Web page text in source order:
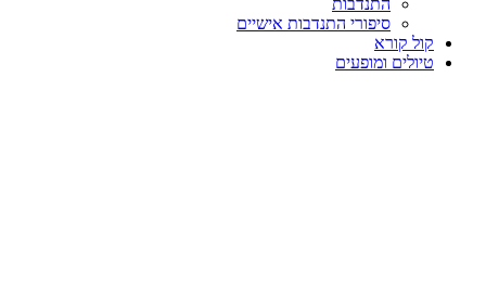
סיפורי התנדבות אישיים
קול קורא
טיולים ומופעים